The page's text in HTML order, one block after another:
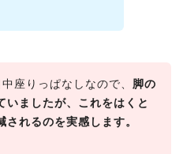
座りっぱなしなので、 脚の
いましたが、これをはくと
れるのを実感します。